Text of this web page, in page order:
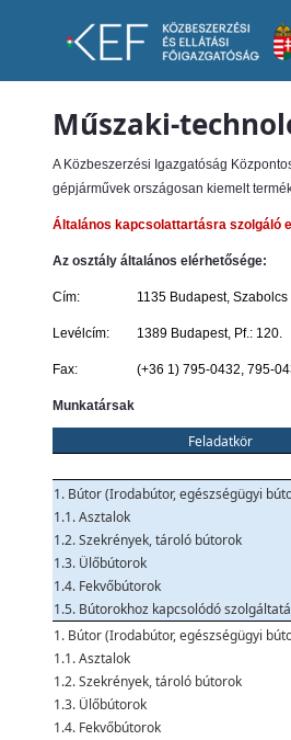
Műszaki-
A Közbeszerzési Igazgatóság
gépjárművek országosan kiemelt
Általános kapcsolattartásra szolgáló
Az osztály általános elérhetősége:
Cím: 1135 Budapest,
Levélcím: 1389 Budapest, Pf.: 120.
Fax: (+36 1) 795-0432, 795-
Munkatársak
Feladatkör
1. Bútor (Irodabútor, egészségügyi
1.1. Asztalok
1.2. Szekrények, tároló bútorok
1.3. Ülőbútorok
1.4. Fekvőbútorok
1.5. Bútorokhoz kapcsolódó
1. Bútor (Irodabútor, egészségügyi
1.1. Asztalok
1.2. Szekrények, tároló bútorok
1.3. Ülőbútorok
1.4. Fekvőbútorok